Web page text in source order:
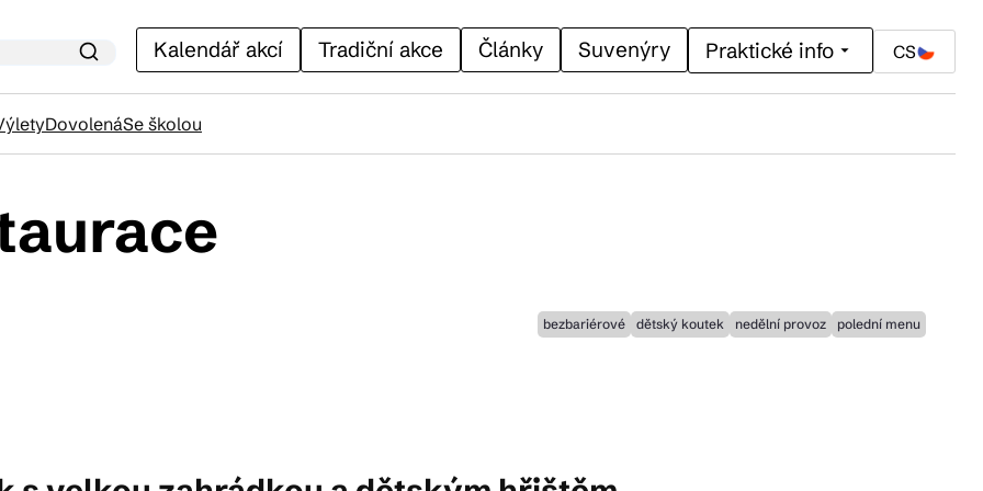
Kalendář akcí Tradiční akce Články Suvenýry Praktické info CS
DovolenáSe školou
akcí
bezbariérové dětský koutek nedělní provoz polední menu